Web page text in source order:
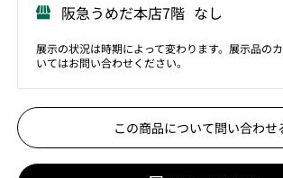
阪急うめだ本店7階 なし
展示の状況は時期によって変わります。展示品の
いてはお問い合わせください。
この商品について問い合わせ